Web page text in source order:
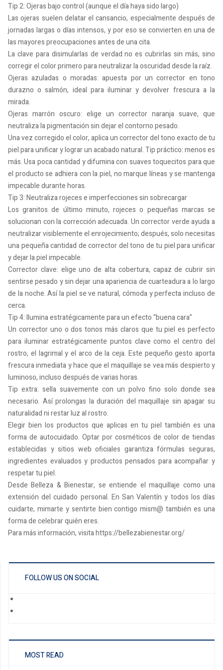
Tip 2: Ojeras bajo control (aunque el día haya sido largo)
Las ojeras suelen delatar el cansancio, especialmente después de
jornadas largas o días intensos, y por eso se convierten en una de
las mayores preocupaciones antes de una cita.
La clave para disimularlas de verdad no es cubrirlas sin más, sino
corregir el color primero para neutralizar la oscuridad desde la raíz.
Ojeras azuladas o moradas: apuesta por un corrector en tono
durazno o salmón, ideal para iluminar y devolver frescura a la
mirada.
Ojeras marrón oscuro: elige un corrector naranja suave, que
neutraliza la pigmentación sin dejar el contorno pesado.
Una vez corregido el color, aplica un corrector del tono exacto de tu
piel para unificar y lograr un acabado natural. Tip práctico: menos es
más. Usa poca cantidad y difumina con suaves toquecitos para que
el producto se adhiera con la piel, no marque líneas y se mantenga
impecable durante horas.
Tip 3: Neutraliza rojeces e imperfecciones sin sobrecargar
Los granitos de último minuto, rojeces o pequeñas marcas se
solucionan con la corrección adecuada. Un corrector verde ayuda a
neutralizar visiblemente el enrojecimiento; después, solo necesitas
una pequeña cantidad de corrector del tono de tu piel para unificar
y dejar la piel impecable.
Corrector clave: elige uno de alta cobertura, capaz de cubrir sin
sentirse pesado y sin dejar una apariencia de cuarteadura a lo largo
de la noche. Así la piel se ve natural, cómoda y perfecta incluso de
cerca.
Tip 4: Ilumina estratégicamente para un efecto “buena cara”
Un corrector uno o dos tonos más claros que tu piel es perfecto
para iluminar estratégicamente puntos clave como el centro del
rostro, el lagrimal y el arco de la ceja. Este pequeño gesto aporta
frescura inmediata y hace que el maquillaje se vea más despierto y
luminoso, incluso después de varias horas.
Tip extra: sella suavemente con un polvo fino solo donde sea
necesario. Así prolongas la duración del maquillaje sin apagar su
naturalidad ni restar luz al rostro.
Elegir bien los productos que aplicas en tu piel también es una
forma de autocuidado. Optar por cosméticos de color de tiendas
establecidas y sitios web oficiales garantiza fórmulas seguras,
ingredientes evaluados y productos pensados para acompañar y
respetar tu piel.
Desde Belleza & Bienestar, se entiende el maquillaje como una
extensión del cuidado personal. En San Valentín y todos los días
cuidarte, mimarte y sentirte bien contigo mism@ también es una
forma de celebrar quién eres.
Para más información, visita https://bellezabienestar.org/
FOLLOW US ON SOCIAL
MOST READ